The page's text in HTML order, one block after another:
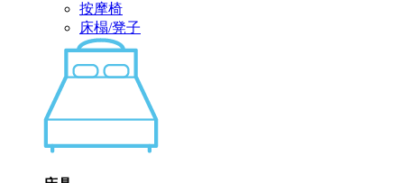
按摩椅
床榻/凳子